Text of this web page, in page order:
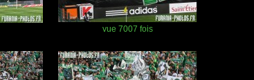
vue 7007 fois